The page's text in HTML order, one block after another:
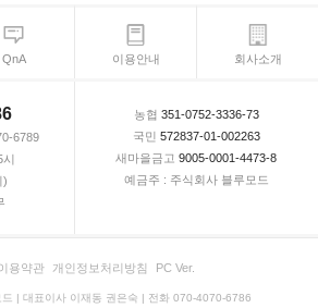
QnA 이용안내 회사소개
6789
시
)
농협 351-0752-3336-73
국민 572837-01-002263
새마을금고 9005-0001-4473-8
예금주 : 주식회사 블루모드
용약관 개인정보처리방침 PC Ver.
드 | 대표이사 이재동 권은숙 | 전화 070-4070-6786